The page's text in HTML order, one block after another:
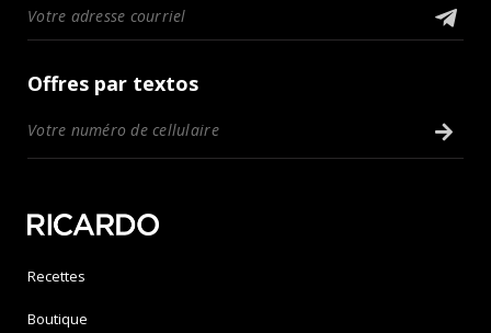
Offres par textos
Recettes
Boutique